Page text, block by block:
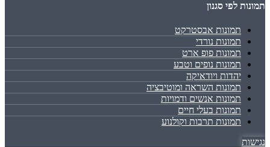
תמונות לפי סגנון
תמונות אבסטרקט
תמונות נורדי
תמונות פופ ארט
תמונות נופים וטבע
יהדות ויודאיקה
תמונות השראה ומוטיבציה
תמונות אנשים ודמויות
תמונות בעלי חיים
תמונות תרבות וקולנוע
נגישות